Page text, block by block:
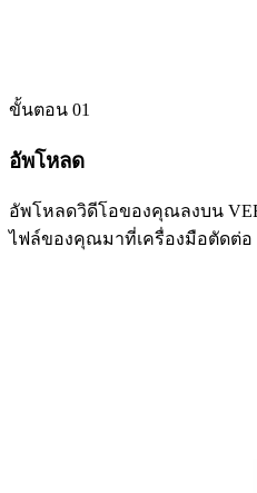
ขั้นตอน 01
อัพโหลด
อัพโหลดวิดีโอของคุณลงบน
ไฟล์ของคุณมาที่เครื่องมือตัดต่อ